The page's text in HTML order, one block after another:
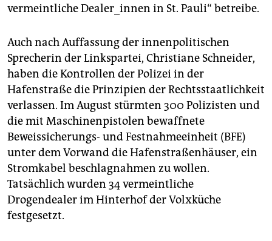
vermeintliche Dealer_innen in St. Pauli“ betreibe.
Auch nach Auffassung der innenpolitischen
Sprecherin der Linkspartei, Christiane Schneider,
haben die Kontrollen der Polizei in der
Hafenstraße die Prinzipien der Rechtsstaatlichkeit
verlassen. Im August stürmten 300 Polizisten und
die mit Maschinenpistolen bewaffnete
Beweissicherungs- und Festnahmeeinheit (BFE)
unter dem Vorwand die Hafenstraßenhäuser, ein
Stromkabel beschlagnahmen zu wollen.
Tatsächlich wurden 34 vermeintliche
Drogendealer im Hinterhof der Volxküche
festgesetzt.